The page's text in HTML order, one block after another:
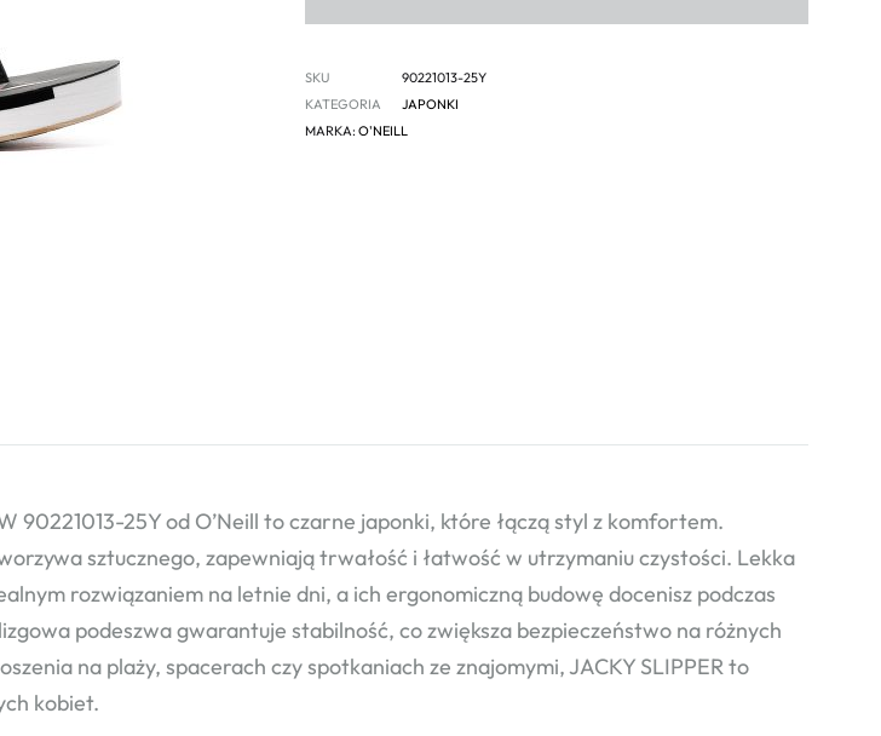
SKU
90221013-25Y
KATEGORIA
JAPONKI
MARKA: O'NEILL
90221013-25Y od O’Neill to czarne japonki, które łączą styl z komfortem.
sztucznego, zapewniają trwałość i łatwość w utrzymaniu czystości. Lekka
rozwiązaniem na letnie dni, a ich ergonomiczną budowę docenisz podczas
podeszwa gwarantuje stabilność, co zwiększa bezpieczeństwo na różnych
na plaży, spacerach czy spotkaniach ze znajomymi, JACKY SLIPPER to
kobiet.